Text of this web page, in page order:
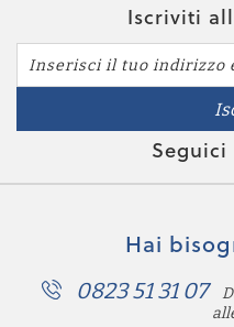
Iscriviti
Seguici
Hai
0823 51 31 07